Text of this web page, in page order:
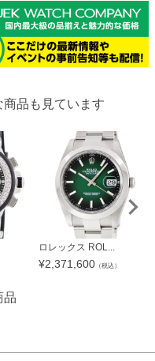
品も見ています
ロレックス ROL...
¥2,371,600 （税込）
品